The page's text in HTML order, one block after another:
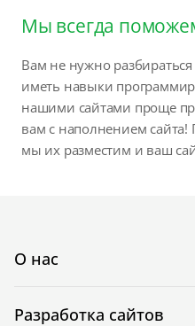
Мы всегда
Вам не нужно разбираться
иметь навыки
нашими сайтами проще
вам с наполнением
мы их разместим и ваш
О нас
Разработка сайтов